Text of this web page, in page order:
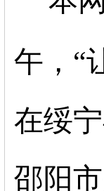
午 ， “
在绥
邵阳